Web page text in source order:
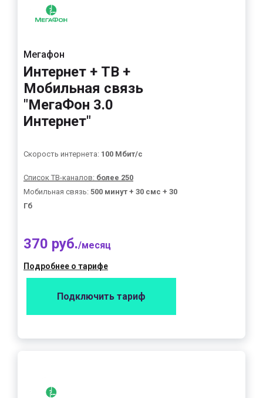
Мегафон
Интернет + ТВ +
Мобильная связь
"МегаФон 3.0
Интернет"
Скорость интернета: 100 Мбит/с
Список ТВ-каналов: более 250
Мобильная связь: 500 минут + 30 смс + 30
Гб
370 руб./месяц
Подробнее о тарифе
Подключить тариф